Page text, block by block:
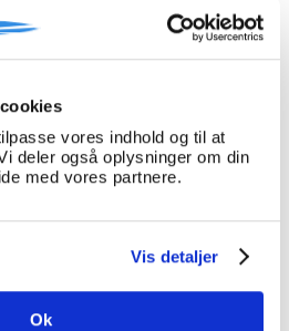
vores indhold og til at
deler også oplysninger om din
med vores partnere.
Vis detaljer
Ok
North Pole Expedition,
1969.
note registreret